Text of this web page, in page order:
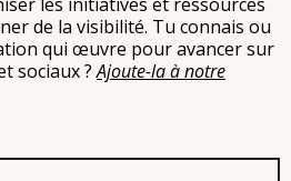
de la visibilité. Tu connais ou
qui œuvre pour avancer sur
sociaux ?Ajoute-la à notre